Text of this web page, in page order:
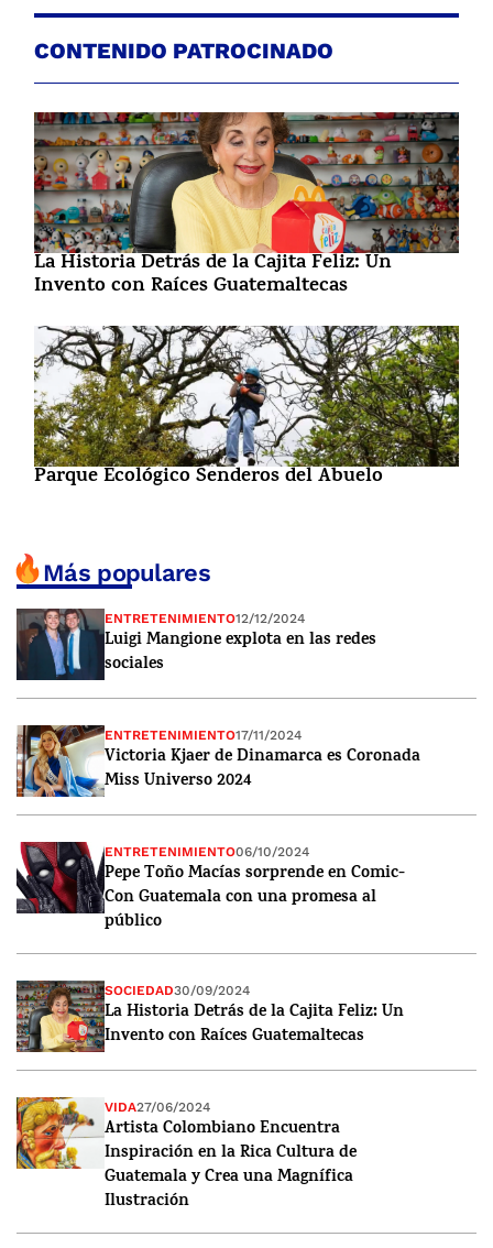
CONTENIDO PATROCINADO
La Historia Detrás de la Cajita Feliz: Un
Invento con Raíces Guatemaltecas
Parque Ecológico Senderos del Abuelo
Más populares
ENTRETENIMIENTO12/12/2024
Luigi Mangione explota en las redes
sociales
ENTRETENIMIENTO17/11/2024
Victoria Kjaer de Dinamarca es Coronada
Miss Universo 2024
ENTRETENIMIENTO06/10/2024
Pepe Toño Macías sorprende en Comic-
Con Guatemala con una promesa al
público
SOCIEDAD30/09/2024
La Historia Detrás de la Cajita Feliz: Un
Invento con Raíces Guatemaltecas
VIDA27/06/2024
Artista Colombiano Encuentra
Inspiración en la Rica Cultura de
Guatemala y Crea una Magnífica
Ilustración